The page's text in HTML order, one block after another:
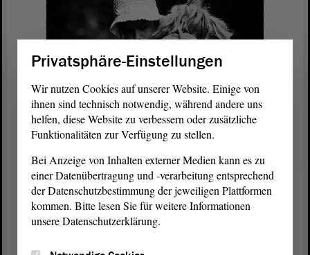
Den Fotografien der vier Künstler gelingt es sowohl ihre
Empfindungen und Erfahrungen, aber auch ihre Träume und
Sehnsüchte auszudrücken. Foto: Brigitte Matthias
Die Erziehung war geprägt von Unberechenbarkeit,
Machtmissbrauch und Härte. Neben den bleibenden seelischen
kriminell gewesen zu sein. Die Ausstellung ist noch bis zum 7. Juli
Privatsphäre-Einstellungen
Wir nutzen Cookies auf unserer Website. Einige von
ihnen sind technisch notwendig, während andere uns
helfen, diese Website zu verbessern oder zusätzliche
Funktionalitäten zur Verfügung zu stellen.
Bei Anzeige von Inhalten externer Medien kann es zu
einer Datenübertragung und -verarbeitung entsprechend
der Datenschutzbestimmung der jeweiligen Plattformen
kommen. Bitte lesen Sie für weitere Informationen
unsere Datenschutzerklärung.